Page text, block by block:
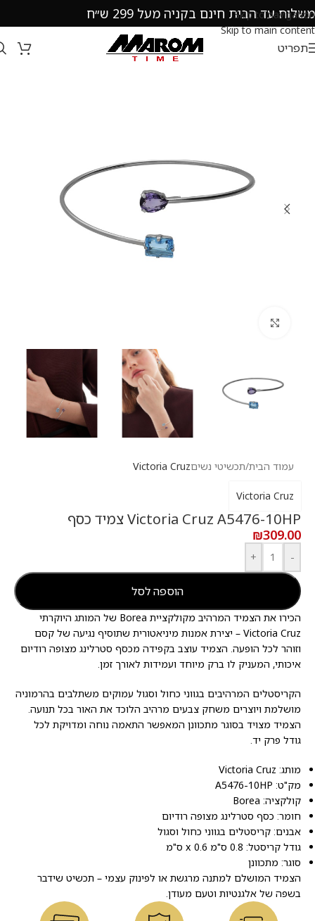
Skip to navigation
Skip to main content
משלוח עד הבית חינם בקניה מעל 299 ש״ח
תפריט
עמוד הבית/תכשיטי נשיםVictoria Cruz
Victoria Cruz A5476-10HP צמיד כסף
Victoria Cruz
₪309.00
-
+
הוספה לסל
הכירו את הצמיד המרהיב מקולקציית Borea של המותג היוקרתי
Victoria Cruz – יצירת אמנות מיניאטורית שתוסיף נגיעה של קסם
וזוהר לכל הופעה. הצמיד עוצב בקפידה מכסף סטרלינג מצופה רודיום
איכותי, המעניק לו ברק מיוחד ועמידות לאורך זמן.
הקריסטלים המרהיבים בגווני כחול וסגול עמוקים משתלבים בהרמוניה
מושלמת ויוצרים משחק צבעים מרהיב הלוכד את האור בכל תנועה.
הצמיד מצויד בסוגר מתכוונן המאפשר התאמה נוחה ומדויקת לכל
גודל פרק יד.
מותג: Victoria Cruz
מק"ט: A5476-10HP
קולקציה: Borea
חומר: כסף סטרלינג מצופה רודיום
אבנים: קריסטלים בגווני כחול וסגול
גודל קריסטל: 0.8 ס"מ x 0.6 ס"מ
סוגר: מתכוונן
הצמיד המושלם למתנה מרגשת או לפינוק עצמי – תכשיט שידבר
בשפה של אלגנטיות וטעם מעודן.